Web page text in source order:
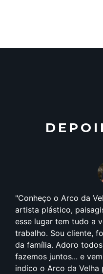
Conheço o Arco da
artista plástico,
esse lugar tem tudo a
trabalho. Sou cliente,
da família. Adoro
fazemos juntos... e
indico o Arco da Velha